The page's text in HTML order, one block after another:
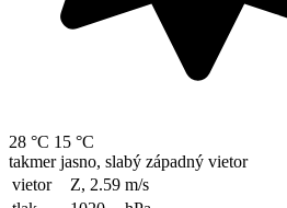
28 °C 15 °C
takmer jasno, slabý západný vietor
vietor
Z, 2.59 m/s